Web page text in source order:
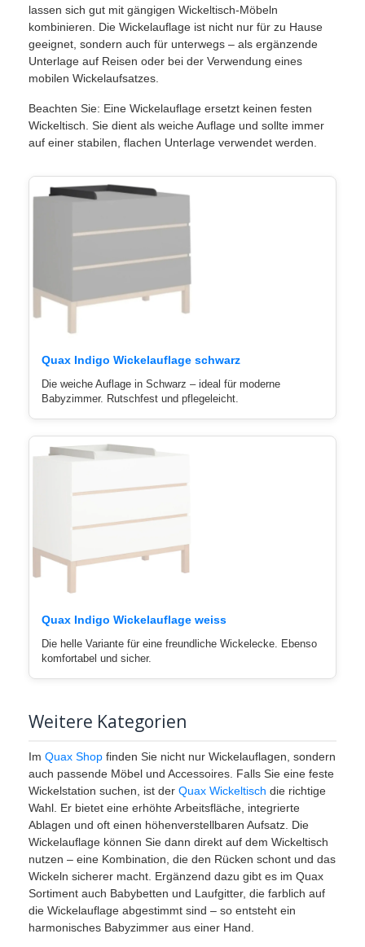
lassen sich gut mit gängigen Wickeltisch‑Möbeln
kombinieren. Die Wickelauflage ist nicht nur für zu Hause
geeignet, sondern auch für unterwegs – als ergänzende
Unterlage auf Reisen oder bei der Verwendung eines
mobilen Wickelaufsatzes.
Beachten Sie: Eine Wickelauflage ersetzt keinen festen
Wickeltisch. Sie dient als weiche Auflage und sollte immer
auf einer stabilen, flachen Unterlage verwendet werden.
Quax Indigo Wickelauflage schwarz
Die weiche Auflage in Schwarz – ideal für moderne
Babyzimmer. Rutschfest und pflegeleicht.
Quax Indigo Wickelauflage weiss
Die helle Variante für eine freundliche Wickelecke. Ebenso
komfortabel und sicher.
Weitere Kategorien
Im Quax Shop finden Sie nicht nur Wickelauflagen, sondern
auch passende Möbel und Accessoires. Falls Sie eine feste
Wickelstation suchen, ist der Quax Wickeltisch die richtige
Wahl. Er bietet eine erhöhte Arbeitsfläche, integrierte
Ablagen und oft einen höhenverstellbaren Aufsatz. Die
Wickelauflage können Sie dann direkt auf dem Wickeltisch
nutzen – eine Kombination, die den Rücken schont und das
Wickeln sicherer macht. Ergänzend dazu gibt es im Quax
Sortiment auch Babybetten und Laufgitter, die farblich auf
die Wickelauflage abgestimmt sind – so entsteht ein
harmonisches Babyzimmer aus einer Hand.